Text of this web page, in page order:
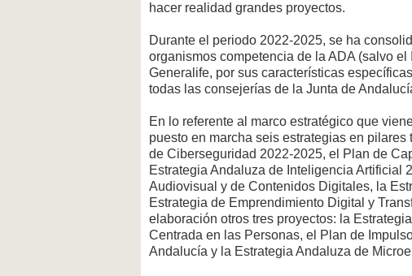
hacer realidad grandes proyectos.
Durante el periodo 2022-2025, se ha
organismos competencia de la ADA (salvo
Generalife, por sus características
todas las consejerías de la Junta de
En lo referente al marco estratégico que
puesto en marcha seis estrategias en
de Ciberseguridad 2022-2025, el Plan de
Estrategia Andaluza de Inteligencia Artificial
Audiovisual y de Contenidos Digitales, la
Estrategia de Emprendimiento Digital y
elaboración otros tres proyectos: la
Centrada en las Personas, el Plan de
Andalucía y la Estrategia Andaluza de